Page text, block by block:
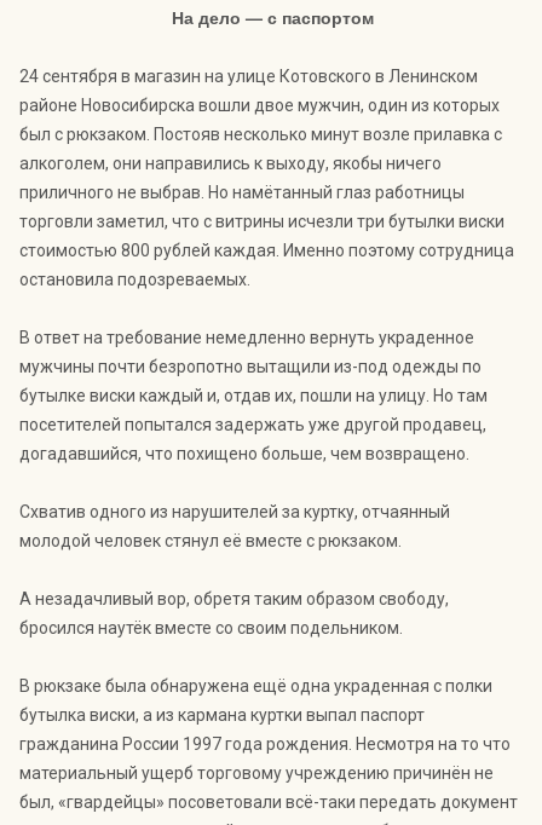
На дело — с паспортом
24 сентября в магазин на улице Котовского в Ленинском
районе Новосибирска вошли двое мужчин, один из которых
был с рюкзаком. Постояв несколько минут возле прилавка с
алкоголем, они направились к выходу, якобы ничего
приличного не выбрав. Но намётанный глаз работницы
торговли заметил, что с витрины исчезли три бутылки виски
стоимостью 800 рублей каждая. Именно поэтому сотрудница
остановила подозреваемых.
В ответ на требование немедленно вернуть украденное
мужчины почти безропотно вытащили из-под одежды по
бутылке виски каждый и, отдав их, пошли на улицу. Но там
посетителей попытался задержать уже другой продавец,
догадавшийся, что похищено больше, чем возвращено.
Схватив одного из нарушителей за куртку, отчаянный
молодой человек стянул её вместе с рюкзаком.
А незадачливый вор, обретя таким образом свободу,
бросился наутёк вместе со своим подельником.
В рюкзаке была обнаружена ещё одна украденная с полки
бутылка виски, а из кармана куртки выпал паспорт
гражданина России 1997 года рождения. Несмотря на то что
материальный ущерб торговому учреждению причинён не
был, «гвардейцы» посоветовали всё-таки передать документ